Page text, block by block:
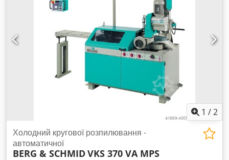
додаткова вісь (7-ма вісь) Стрічкова шліфувальна станція
BSS10 - макс. розміри стрічки 3500 x 30 мм - макс. діаметр
контактного диска 200 мм - потужність двигуна 4 кВт 2 x
полірувальні станції, - Діаметр полірувального диска 350 -
600 мм - Потужність 5,5 кВт Шафа для зміни захватів
Стрічковий транспортер Interoll Automation GmbH -
Загальна довжина приблизно 2000 мм - Ширина стрічки
приблизно 440 мм Маємо 4 такі осередки.
1 /2
Холодний кругової розпилювання -
автоматичної
BERG & SCHMIDVKS 370 VA MPS